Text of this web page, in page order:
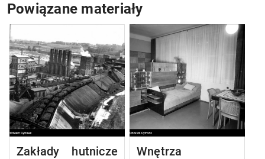
Powiązane materiały
Zakłady hutnicze
Wnętrza